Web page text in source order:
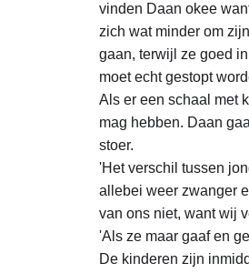
vinden Daan okee
zich wat minder om
gaan, terwijl ze goed
moet echt gestopt
Als er een schaal met
mag hebben. Daan
stoer.
'Het verschil tussen
allebei weer zwanger
van ons niet, want wij
'Als ze maar gaaf en
De kinderen zijn